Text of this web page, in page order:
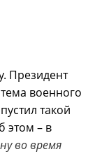
Президент
военного
такой
этом – в
во время